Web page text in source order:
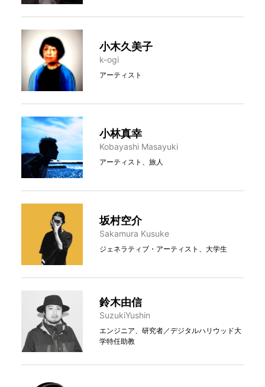
小木久美子
k-ogi
アーティスト
小林真幸
Kobayashi Masayuki
アーティスト、旅人
坂村空介
Sakamura Kusuke
ジェネラティブ・アーティスト、大学生
鈴木由信
SuzukiYushin
エンジニア、研究者／デジタルハリウッド大
学特任助教